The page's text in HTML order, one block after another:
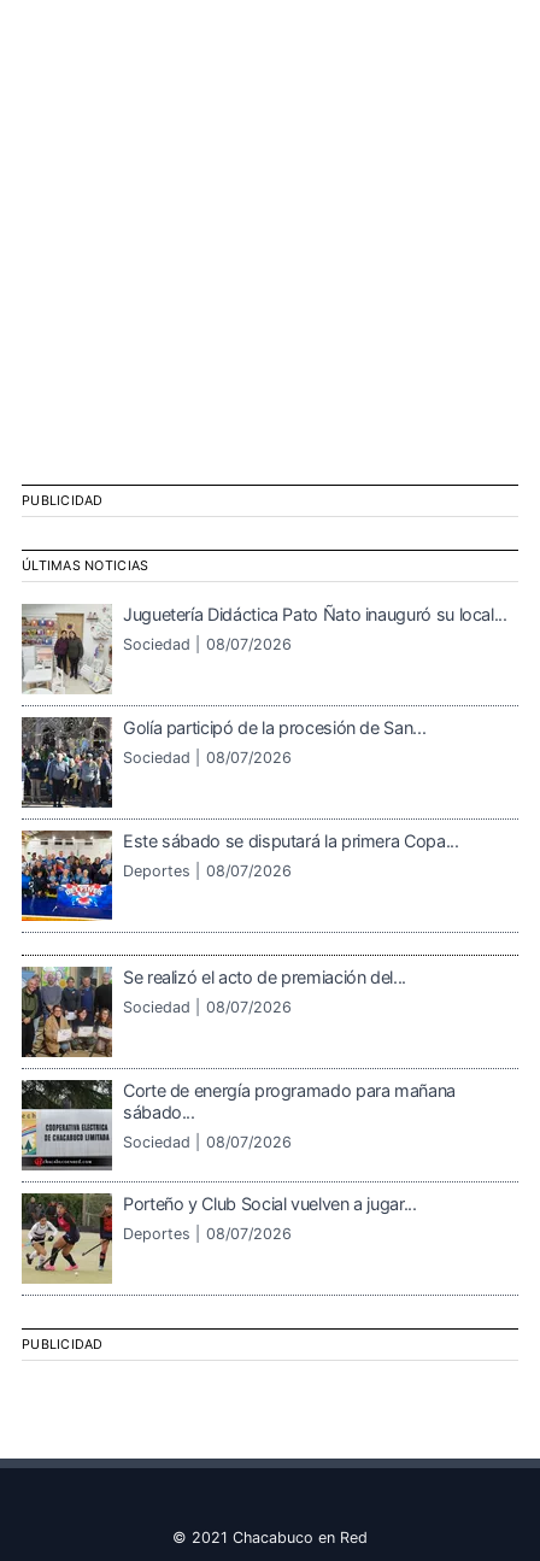
PUBLICIDAD
ÚLTIMAS NOTICIAS
Juguetería Didáctica Pato Ñato inauguró su local...
Sociedad | 08/07/2026
Golía participó de la procesión de San...
Sociedad | 08/07/2026
Este sábado se disputará la primera Copa...
Deportes | 08/07/2026
Se realizó el acto de premiación del...
Sociedad | 08/07/2026
Corte de energía programado para mañana
sábado...
Sociedad | 08/07/2026
Porteño y Club Social vuelven a jugar...
Deportes | 08/07/2026
PUBLICIDAD
© 2021 Chacabuco en Red